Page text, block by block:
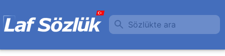
Sözlükte ara